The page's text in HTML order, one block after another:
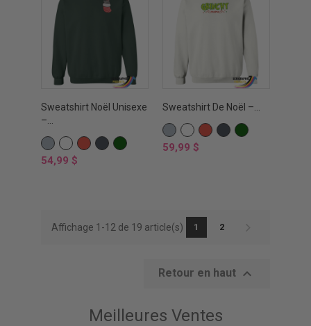
Sweatshirt Noël Unisexe
–...
GRIS
SPORTS
BLANCROUGE
NOIRVERT
Prix
54,99 $
Sweatshirt De Noël –...
GRIS
SPORTS
BLANCROUGE
NOIRVERT
Prix
59,99 $
Affichage 1-12 de 19 article(s) 1 2
Retour en haut 
Meilleures Ventes